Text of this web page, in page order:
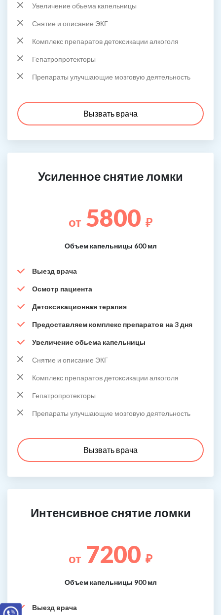
Увеличение обьема капельницы
Снятие и описание ЭКГ
Комплекс препаратов детоксикации алкоголя
Гепатропротекторы
Препараты улучшающие мозговую деятельность
Вызвать врача
Усиленное снятие ломки
от 5800 ₽
Объем капельницы 600 мл
Выезд врача
Осмотр пациента
Детоксикационная терапия
Предоставляем комплекс препаратов на 3 дня
Увеличение обьема капельницы
Снятие и описание ЭКГ
Комплекс препаратов детоксикации алкоголя
Гепатропротекторы
Препараты улучшающие мозговую деятельность
Вызвать врача
Интенсивное снятие ломки
от 7200 ₽
Объем капельницы 900 мл
Выезд врача